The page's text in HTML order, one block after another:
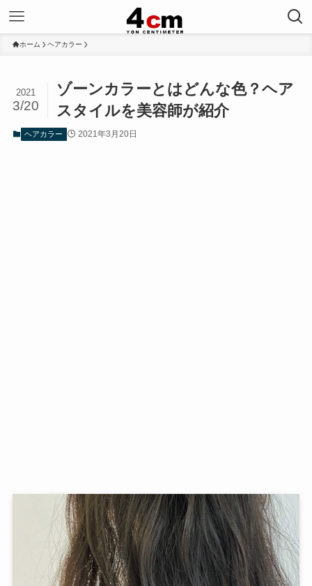
ホーム ヘアカラー
ゾーンカラーとはどんな色？ヘア
スタイルを美容師が紹介
2021
3/20
ヘアカラー 2021年3月20日